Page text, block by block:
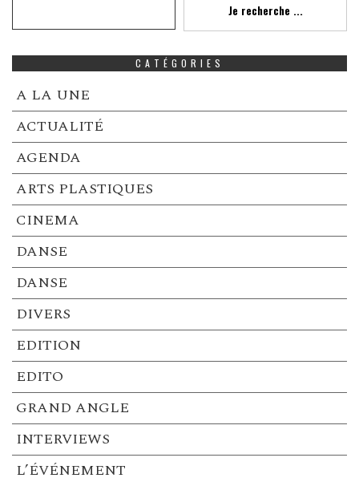
Je recherche ...
CATÉGORIES
A LA UNE
ACTUALITÉ
AGENDA
ARTS PLASTIQUES
CINEMA
DANSE
DANSE
DIVERS
EDITION
EDITO
GRAND ANGLE
INTERVIEWS
L’ÉVÉNEMENT